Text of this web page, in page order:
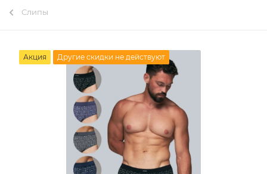
Слипы
Акция Другие скидки не действуют